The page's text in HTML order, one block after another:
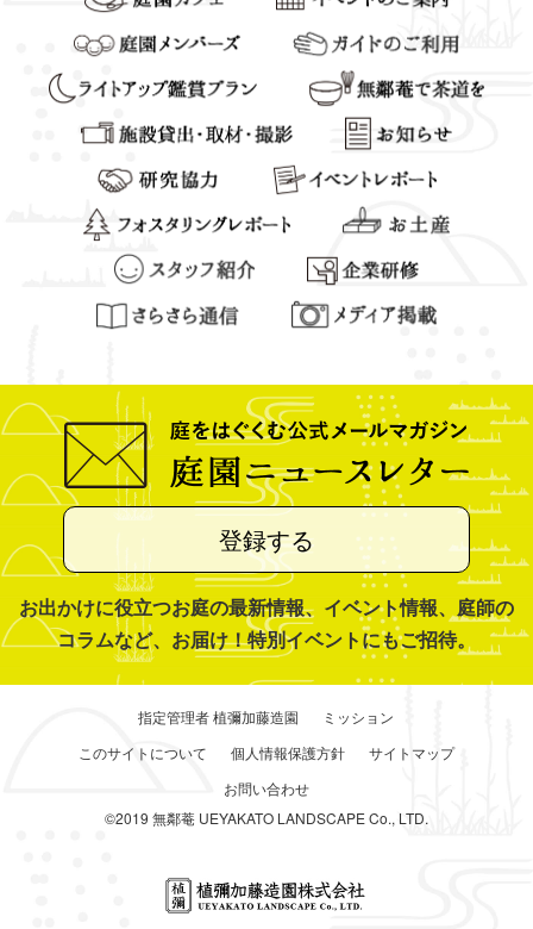
登録する
お出かけに役立つお庭の最新情報、イベント情報、庭師の
コラムなど、お届け！特別イベントにもご招待。
指定管理者 植彌加藤造園
ミッション
このサイトについて
個人情報保護方針
サイトマップ
お問い合わせ
©2019 無鄰菴 UEYAKATO LANDSCAPE Co., LTD.